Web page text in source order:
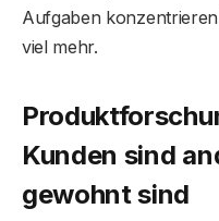
Aufgaben
viel mehr.
Kunden sind
gewohnt sind